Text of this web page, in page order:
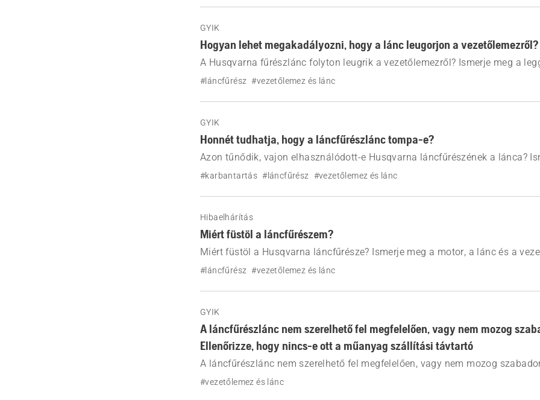
GYIK
Hogyan lehet megakadályozni, hogy a lánc leugorjon a vezetőlemezről?
A Husqvarna fűrészlánc folyton leugrik a vezetőlemezről? Ismerje meg a
okokat, például a nem megfelelő láncfeszességet, a vezetőlemez elkopását
#láncfűrész #vezetőlemez és lánc
GYIK
Honnét tudhatja, hogy a láncfűrészlánc tompa-e?
Azon tűnődik, vajon elhasználódott-e Husqvarna láncfűrészének a lánca?
tompa fűrészláncra utaló leggyakoribb jeleket, azt, hogy mikor kell
#karbantartás #láncfűrész #vezetőlemez és lánc
Hibaelhárítás
Miért füstöl a láncfűrészem?
Miért füstöl a Husqvarna láncfűrésze? Ismerje meg a motor, a lánc és a
füstképződésének leggyakoribb okait, valamint az egyszerű hibaelhárítási
#láncfűrész #vezetőlemez és lánc
GYIK
A láncfűrészlánc nem szerelhető fel megfelelően, vagy nem mozog
Ellenőrizze, hogy nincs-e ott a műanyag szállítási távtartó
A láncfűrészlánc nem szerelhető fel megfelelően, vagy nem mozog
hogy a vezetőlemez csapjai közelében lévő műanyag szállítási távtartó
#vezetőlemez és lánc